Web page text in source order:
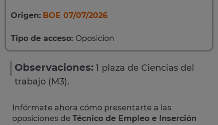
Origen: BOE 07/07/2026
Tipo de acceso: Oposicion
Observaciones: 1 plaza de Ciencias del
trabajo (M3).
Infórmate ahora cómo presentarte a las
oposiciones de Técnico de Empleo e Inserción